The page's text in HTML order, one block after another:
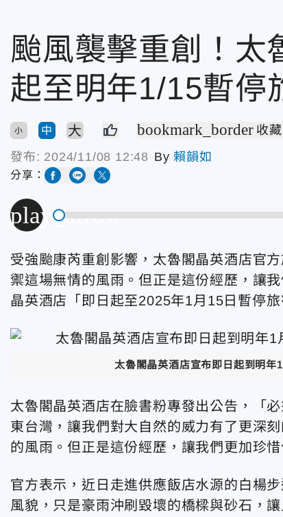
颱風襲擊重創！太
起至明年1/15暫停
小 中 大 bookmark_border 收
發布: 2024/11/08 12:48 By賴韻如
分享：
play_arrow
受強颱康芮重創影響，太魯閣晶英酒店官
禦這場無情的風雨。但正是這份經歷，讓
晶英酒店「即日起至2025年1月15日暫停旅
太魯閣晶英酒店宣布即日起到明年
太魯閣晶英酒店在臉書粉專發出公告，「
東台灣，讓我們對大自然的威力有了更深
的風雨。但正是這份經歷，讓我們更加珍
官方表示，近日走進供應飯店水源的白楊
風貌，只是豪雨沖刷毀壞的橋樑與砂石，